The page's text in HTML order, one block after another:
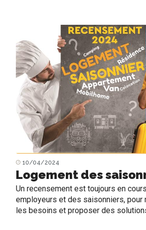
10/04/2024
Logement des
Un recensement est toujours en
employeurs et des saisonniers, pour
les besoins et proposer des